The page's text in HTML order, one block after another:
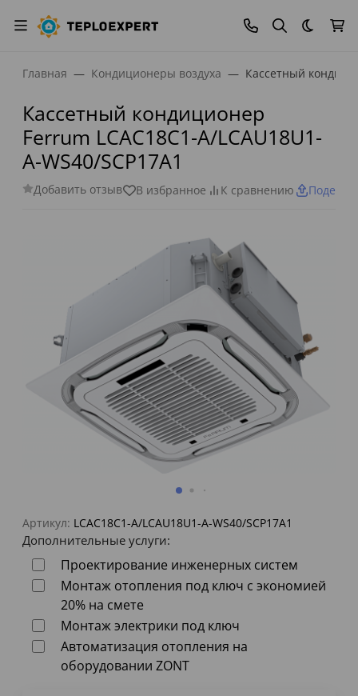
Темная
Главная Кондиционеры воздуха Кассетный
Кассетный кондиционер
Ferrum LCAC18C1-A/LCAU18U1-
A-WS40/SCP17A1
Добавить отзыв В избранное К сравнению
Артикул: LCAC18C1-A/LCAU18U1-A-WS40/SCP17A1
Дополнительные услуги:
Проектирование инженерных систем
Монтаж отопления под ключ с экономией
20% на смете
Монтаж электрики под ключ
Автоматизация отопления на
оборудовании ZONT